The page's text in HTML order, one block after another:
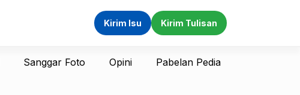
Kirim Isu Kirim Tulisan
Sanggar Foto Opini Pabelan Pedia